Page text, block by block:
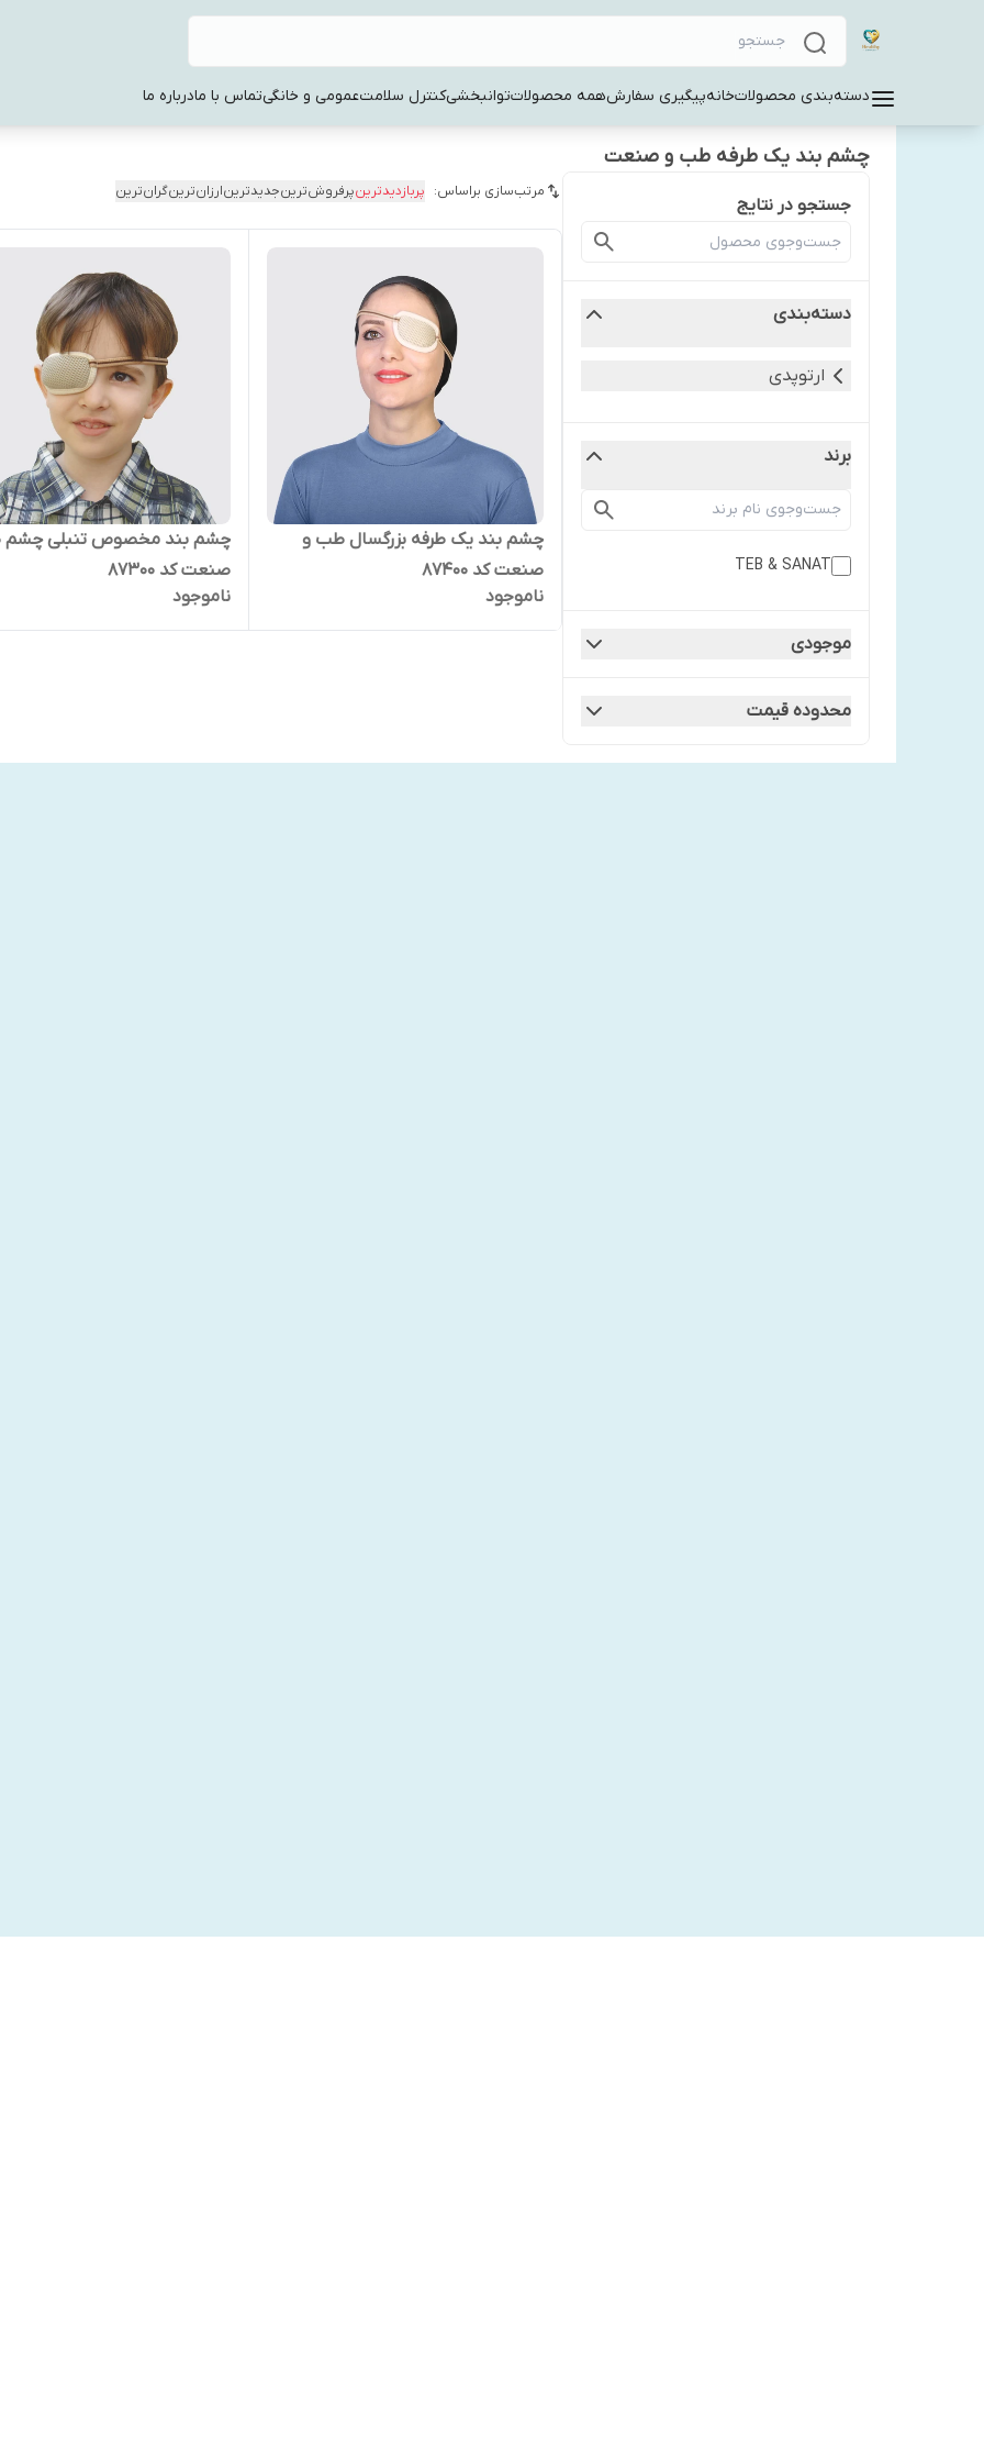
دسته‌بندی محصولاتخانهپیگیری سفارشهمه محصولاتتوانبخشیکنترل سلامتعمومی و خانگیتماس با مادرباره ما
چشم بند یک طرفه طب و صنعت
جستجو در نتایج
دسته‌بندی
ارتوپدی
برند
TEB & SANAT
موجودی
محدوده قیمت
مرتب‌سازی براساس: پربازدیدترینپرفروش‌ترینجدیدترینارزان‌ترینگران‌ترین
چشم بند یک طرفه بزرگسال طب و
صنعت کد 87400
ناموجود
چشم بند مخصوص تنبلی
صنعت کد 87300
ناموجود